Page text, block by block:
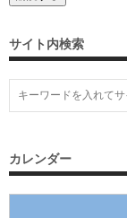
サイト内検索
カレンダー